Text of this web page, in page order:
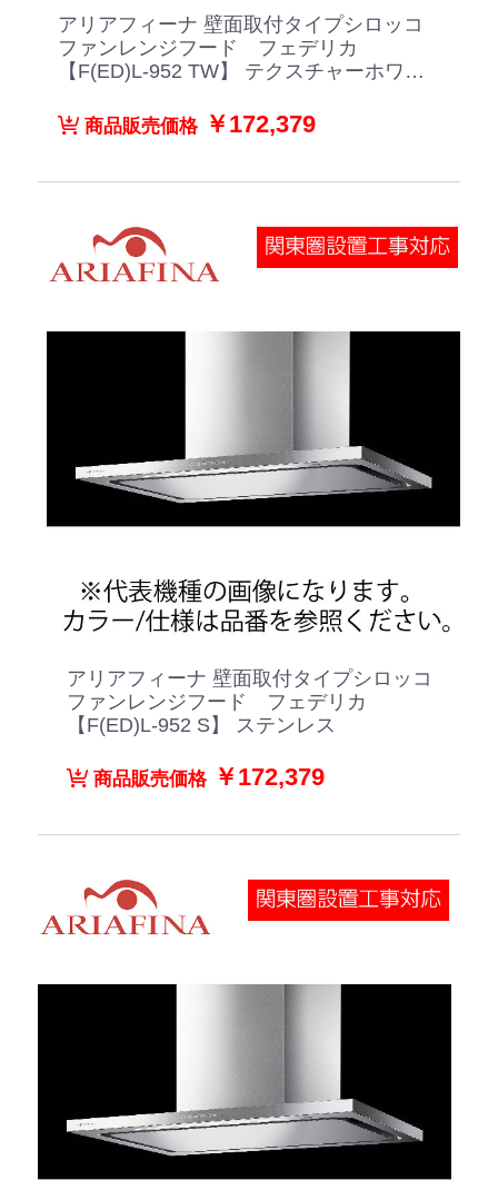
アリアフィーナ 壁面取付タイプシロッコ
ファンレンジフード フェデリカ
【F(ED)L-952 TW】 テクスチャーホワイ
商品販売価格￥172,379
アリアフィーナ 壁面取付タイプシロッコ
ファンレンジフード フェデリカ
【F(ED)L-952 S】 ステンレス
商品販売価格￥172,379